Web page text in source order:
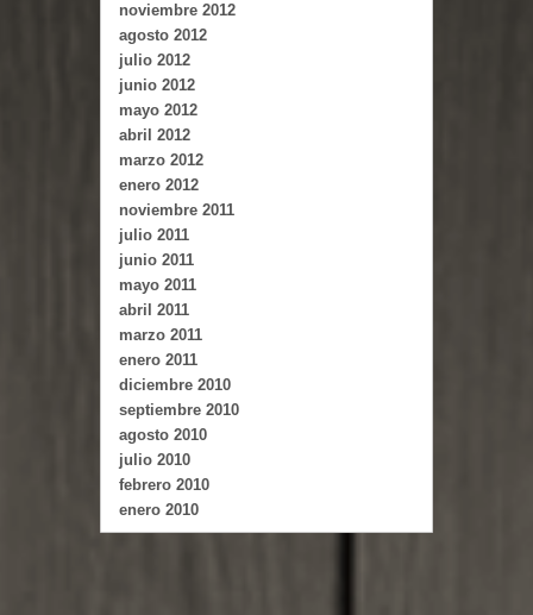
noviembre 2012
agosto 2012
julio 2012
junio 2012
mayo 2012
abril 2012
marzo 2012
enero 2012
noviembre 2011
julio 2011
junio 2011
mayo 2011
abril 2011
marzo 2011
enero 2011
diciembre 2010
septiembre 2010
agosto 2010
julio 2010
febrero 2010
enero 2010